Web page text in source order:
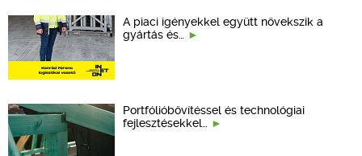
A piaci igényekkel együtt növekszik a
gyártás és…
Portfólióbővítéssel és technológiai
fejlesztésekkel…